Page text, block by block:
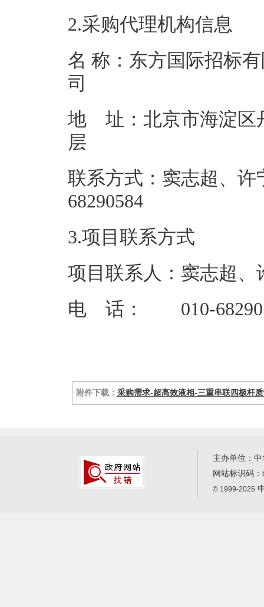
2.采购代理机构信息
名 称：东方国际招标
地 址：北京市海淀区
联系方式：窦志超、许
3.项目联系方式
项目联系人：窦志超、
电 话： 010-
附件下载： 采购需求-超高效液相-三重串联四极杆
主办单位：
网站标识码：
© 1999-2026